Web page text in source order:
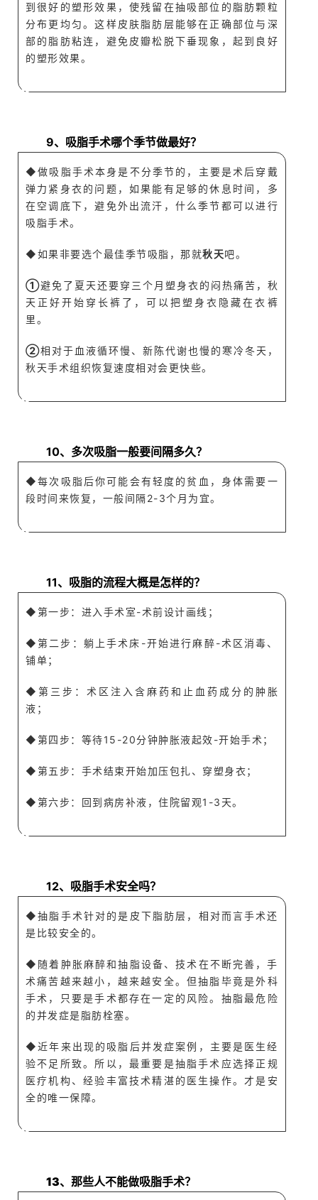
到很好的塑形效果，使残留在抽吸部位的脂肪颗粒
分布更均匀。这样皮肤脂肪层能够在正确部位与深
部的脂肪粘连，避免皮瓣松脱下垂现象，起到良好
的塑形效果。
A
9、吸脂手术哪个季节做最好？
◆做吸脂手术本身是不分季节的， 主要是术 后穿 戴
弹力 紧身衣的问题， 如果能有足够的休息时间 ，多
在空调底下，避免外出流汗， 什么季节都可以进行
吸脂手术。
◆如果非要选个最佳季节吸脂，那就秋天吧。
①避免了夏天还要穿三个 月 塑身衣的闷热痛苦，秋
天正好开始穿长裤了，可以把塑身衣隐藏在衣裤
里。
②相对于血液循环慢、 新陈代谢也慢的寒冷冬天 ，
秋天手术组织恢复速度相对会更快些。
A
10、多次吸脂一般要间隔多久？
◆每次吸脂后你可能会有轻度的贫血，身体需要一
段时间来恢复，一般间隔2-3个月为宜。
A
11、吸脂的流程大概是怎样的？
◆第一步：进入手术室-术前设计画线；
◆第二步：躺上手术床-开始进行麻醉-术区消毒、
铺单；
◆第三步：术区注入含麻药和止血药成分的肿胀
液；
◆第四步：等待15-20分钟肿胀液起效-开始手术；
◆第五步：手术结束开始加压包扎、穿塑身衣；
◆第六步：回到病房补液，住院留观1-3天。
A
12、吸脂手术安全吗？
◆抽脂手术针对的是皮下脂肪层，相对而言手术还
是比较安全的。
◆随着肿胀麻醉和抽脂设备、技术在不断完善，手
术痛苦越来越小，越来越安全。但抽脂毕竟是外科
手术，只要是手术都存在一定的风险。抽脂最危险
的并发症是脂肪栓塞。
◆近年来出现的吸脂后并发症案例，主要是医生经
验不足所致。所以，最重要是抽脂手术应选择正规
医疗机构、经验丰富技术精湛的医生操作。才是安
全的唯一保障。
A
13、那些人不能做吸脂手术？